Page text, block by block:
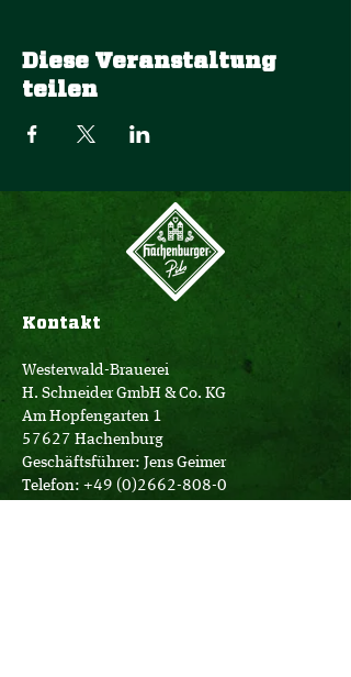
Diese Veranstaltung
teilen
Kontakt
Westerwald-Brauerei
H. Schneider GmbH & Co. KG
Am Hopfengarten 1
57627 Hachenburg
Geschäftsführer: Jens Geimer
Telefon: +49 (0)2662-808-0